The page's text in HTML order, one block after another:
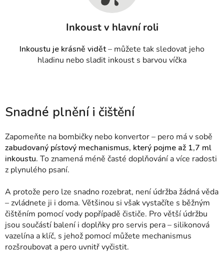
Inkoust v hlavní roli
Inkoustu je krásně vidět– můžete tak sledovat jeho
hladinu nebo sladit inkoust s barvou víčka
Snadné plnění i čištění
Zapomeňte na bombičky nebo konvertor – pero má v sobě
zabudovaný pístový mechanismus, který pojme až 1,7 ml
inkoustu. To znamená méně časté doplňování a více radosti
z plynulého psaní.
A protože pero lze snadno rozebrat, není údržba žádná věda
– zvládnete ji i doma. Většinou si však vystačíte s běžným
čištěním pomocí vody popřípadě čističe. Pro větší údržbu
jsou součástí balení i doplňky pro servis pera – silikonová
vazelína a klíč, s jehož pomocí můžete mechanismus
rozšroubovat a pero uvnitř vyčistit.